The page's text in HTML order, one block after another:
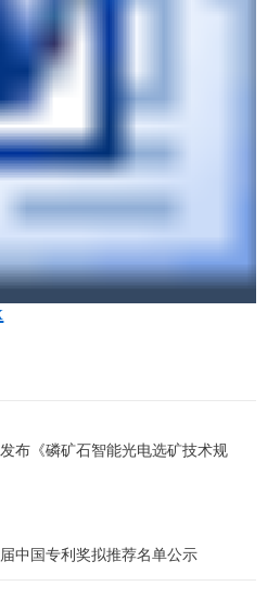
布《磷矿石智能光电选矿技术规
中国专利奖拟推荐名单公示